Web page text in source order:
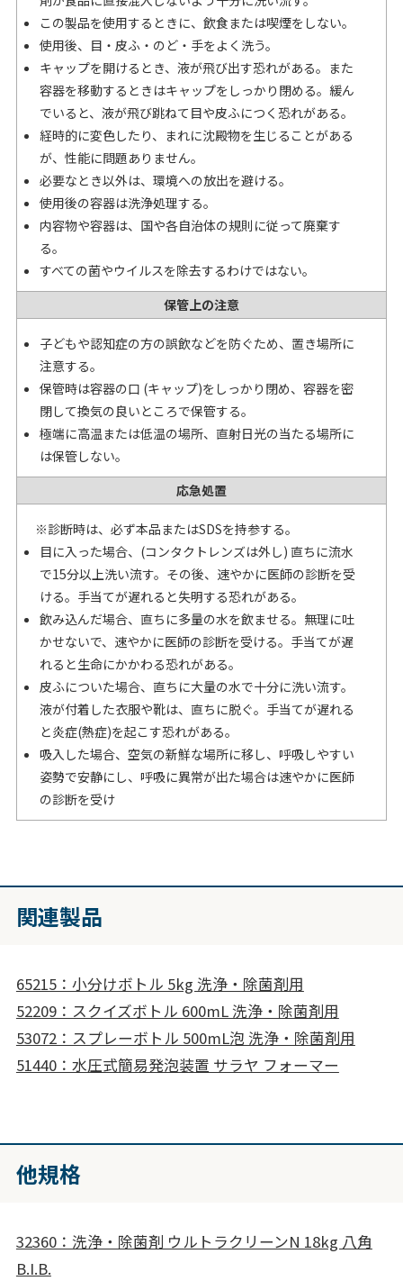
この製品を使用するときに、飲食または喫煙をしない。
使用後、目・皮ふ・のど・手をよく洗う。
キャップを開けるとき、液が飛び出す恐れがある。また
容器を移動するときはキャップをしっかり閉める。緩ん
でいると、液が飛び跳ねて目や皮ふにつく恐れがある。
経時的に変色したり、まれに沈殿物を生じることがある
が、性能に問題ありません。
必要なとき以外は、環境への放出を避ける。
使用後の容器は洗浄処理する。
内容物や容器は、国や各自治体の規則に従って廃棄す
る。
すべての菌やウイルスを除去するわけではない。
保管上の注意
子どもや認知症の方の誤飲などを防ぐため、置き場所に
注意する。
保管時は容器の口 (キャップ)をしっかり閉め、容器を密
閉して換気の良いところで保管する。
極端に高温または低温の場所、直射日光の当たる場所に
は保管しない。
応急処置
※診断時は、必ず本品またはSDSを持参する。
目に入った場合、(コンタクトレンズは外し) 直ちに流水
で15分以上洗い流す。その後、速やかに医師の診断を受
ける。手当てが遅れると失明する恐れがある。
飲み込んだ場合、直ちに多量の水を飲ませる。無理に吐
かせないで、速やかに医師の診断を受ける。手当てが遅
れると生命にかかわる恐れがある。
皮ふについた場合、直ちに大量の水で十分に洗い流す。
液が付着した衣服や靴は、直ちに脱ぐ。手当てが遅れる
と炎症(熱症)を起こす恐れがある。
吸入した場合、空気の新鮮な場所に移し、呼吸しやすい
姿勢で安静にし、呼吸に異常が出た場合は速やかに医師
の診断を受け
関連製品
65215：小分けボトル 5kg 洗浄・除菌剤用
52209：スクイズボトル 600mL 洗浄・除菌剤用
53072：スプレーボトル 500mL泡 洗浄・除菌剤用
51440：水圧式簡易発泡装置 サラヤ フォーマー
他規格
32360：洗浄・除菌剤 ウルトラクリーンN 18kg 八角
B.I.B.